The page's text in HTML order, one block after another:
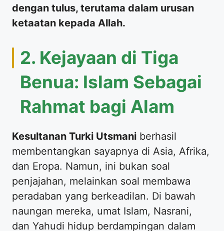
dengan tulus, terutama dalam urusan
ketaatan kepada Allah.
​2. Kejayaan di Tiga
Benua: Islam Sebagai
Rahmat bagi Alam
Kesultanan Turki Utsmani berhasil
membentangkan sayapnya di Asia, Afrika,
dan Eropa. Namun, ini bukan soal
penjajahan, melainkan soal membawa
peradaban yang berkeadilan. Di bawah
naungan mereka, umat Islam, Nasrani,
dan Yahudi hidup berdampingan dalam